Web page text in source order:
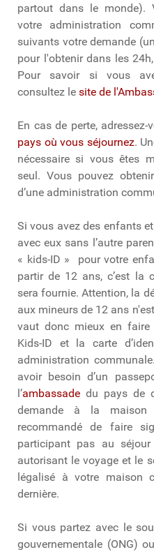
partout dans le monde).
votre administration
suivants votre demande
pour l'obtenir dans les
Pour savoir si vous
consultez le site de
En cas de perte, adressez-
pays où vous séjournez.
nécessaire si vous êtes
seul. Vous pouvez
d’une administration
Si vous avez des enfants
avec eux sans l’autre
« kids-ID » pour votre
partir de 12 ans, c’est la
sera fournie. Attention, la
aux mineurs de 12 ans
vaut donc mieux en
Kids-ID et la carte
administration
avoir besoin d’un
l’ambassade du pays de
demande à la
recommandé de faire
participant pas au
autorisant le voyage et le
légalisé à votre maison
dernière.
Si vous partez avec le
gouvernementale (ONG)